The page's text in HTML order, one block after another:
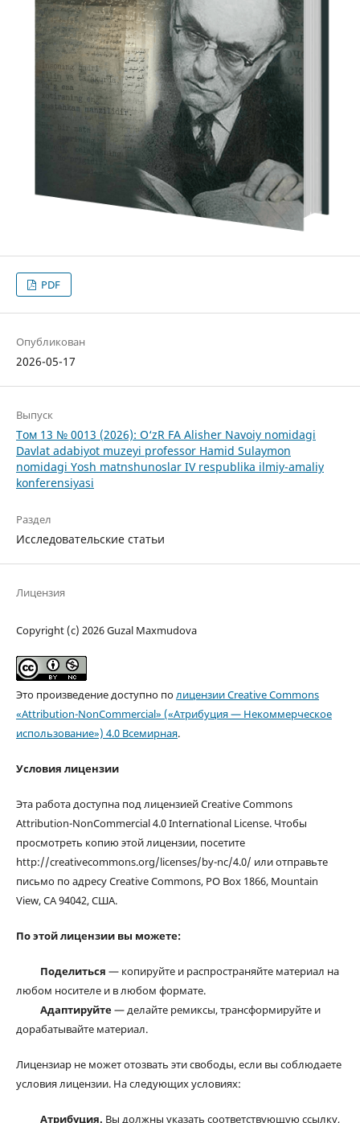
PDF
Опубликован
2026-05-17
Выпуск
Том 13 № 0013 (2026): O‘zR FA Alisher Navoiy nomidagi
Davlat adabiyot muzeyi professor Hamid Sulaymon
nomidagi Yosh matnshunoslar IV respublika ilmiy-amaliy
konferensiyasi
Раздел
Исследовательские статьи
Лицензия
Copyright (c) 2026 Guzal Maxmudova
Это произведение доступно полицензии Creative Commons
«Attribution-NonCommercial» («Атрибуция — Некоммерческое
использование») 4.0 Всемирная.
Условия лицензии
Эта работа доступна под лицензией Creative Commons
Attribution-NonCommercial 4.0 International License. Чтобы
просмотреть копию этой лицензии, посетите
http://creativecommons.org/licenses/by-nc/4.0/ или отправьте
письмо по адресу Creative Commons, PO Box 1866, Mountain
View, CA 94042, США.
По этой лицензии вы можете:
Поделиться — копируйте и распространяйте материал на
любом носителе и в любом формате.
Адаптируйте— делайте ремиксы, трансформируйте и
дорабатывайте материал.
Лицензиар не может отозвать эти свободы, если вы соблюдаете
условия лицензии. На следующих условиях:
Атрибуция. Вы должны указать соответствующую ссылку,